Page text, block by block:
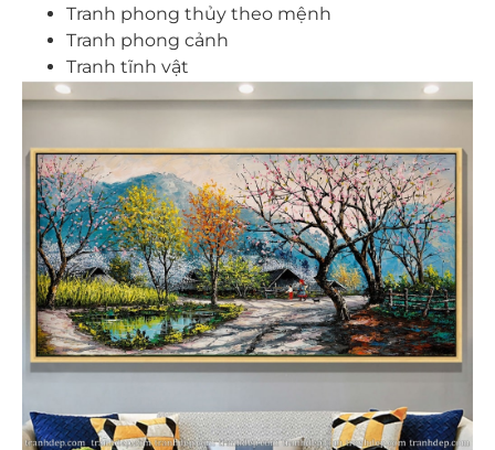
Tranh phong thủy theo mệnh
Tranh phong cảnh
Tranh tĩnh vật